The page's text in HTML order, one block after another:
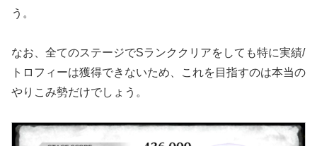
う。
なお、全てのステージでSランククリアをしても特に実績/
トロフィーは獲得できないため、これを目指すのは本当の
やりこみ勢だけでしょう。